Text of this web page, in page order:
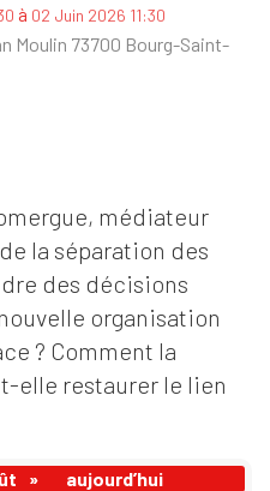
à 02 Juin 2026 11:30
Moulin 73700 Bourg-Saint-
médiateur
la séparation des
des décisions
organisation
? Comment la
elle restaurer le lien
»
aujourd’hui